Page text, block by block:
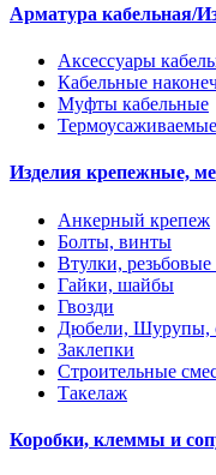
Арматура кабельная/
Аксессуары
Кабельные
Муфты кабельные
Изделия крепежные,
Анкерный крепеж
Болты, винты
Втулки,
Гайки, шайбы
Гвозди
Дюбели, Шурупы,
Заклепки
Строительные
Такелаж
Коробки, клеммы и